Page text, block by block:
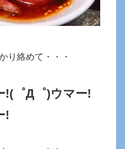
り絡めて・・・
!(゜Д゜)ウマー!
!